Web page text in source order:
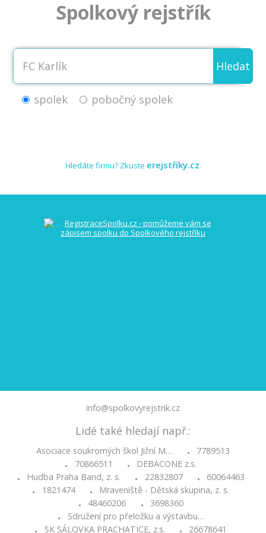
Spolkový rejstřík
Hledat
spolek pobočný spolek
Hledáte firmu? Zkuste erejstříky.cz.
info@spolkovyrejstrik.cz
Lidé také hledají např.:
Asociace soukromých škol Jižní M… •
7789513
•
70866511 •
DEBACONE z.s.
•
Hudba Praha Band, z. s. • 22832807 •
60064463
•
1821474 •
Mraveniště - Dětská skupina, z. s.
•
48460206 •
3698360
•
Sdružení pro přeložku a výstavbu…
SK SÁLOVKA PRACHATICE, z.s. 26678641